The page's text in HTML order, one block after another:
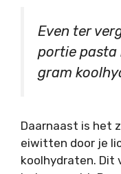
Even ter
portie pasta
gram
Daarnaast is het
eiwitten door je
koolhydraten. Dit